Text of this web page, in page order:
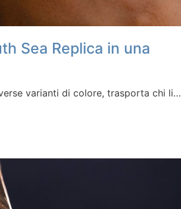
Sea Replica in una
varianti di colore, trasporta chi li…